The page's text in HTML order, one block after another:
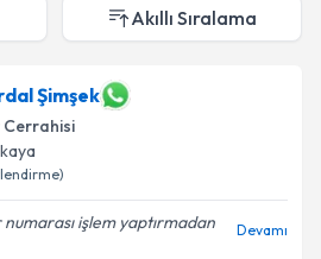
Akıllı Sıralama
Şimşek
Cerrahisi
işlem yaptırmadan
Devamı